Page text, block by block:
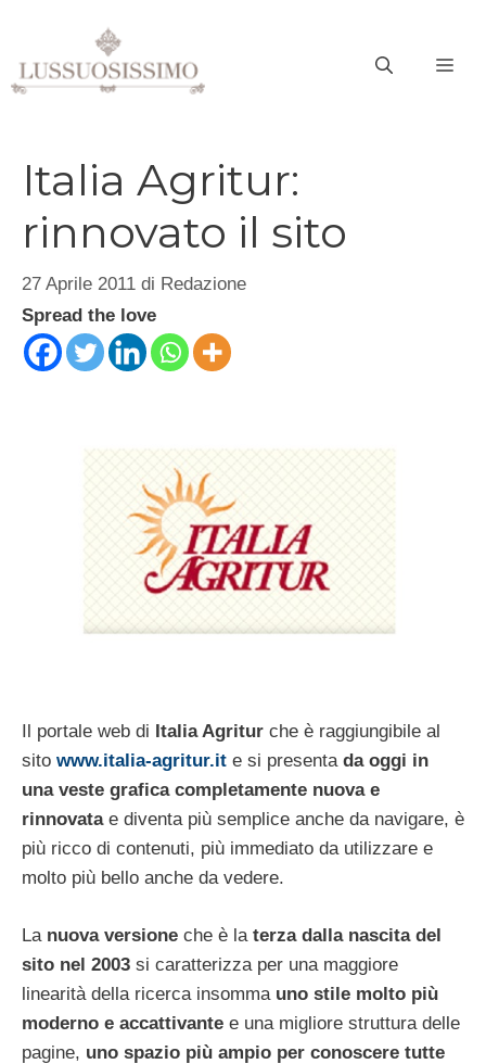
contenuto
Italia Agritur:
rinnovato il sito
27 Aprile 2011 di Redazione
Spread the love
Il portale web di Italia Agritur che è raggiungibile al
sito www.italia-agritur.it e si presenta da oggi in
una veste grafica completamente nuova e
rinnovatae diventa più semplice anche da navigare, è
più ricco di contenuti, più immediato da utilizzare e
molto più bello anche da vedere.
La nuova versione che è la terza dalla nascita del
sito nel 2003 si caratterizza per una maggiore
linearità della ricerca insomma uno stile molto più
moderno e accattivante e una migliore struttura delle
pagine, uno spazio più ampio per conoscere tutte